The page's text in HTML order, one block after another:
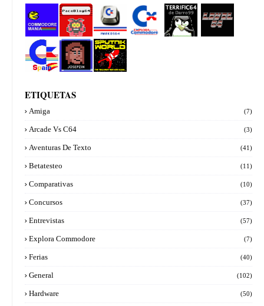
ore manía
Explora
Commod
ore
PacoBlog
64
Terrifi64
de
Darro99
Marcos64
Commod
ore Spain
Sputnik
World
Josepzin
ETIQUETAS
Amiga (7)
Arcade Vs C64 (3)
Aventuras De Texto (41)
Betatesteo (11)
Comparativas (10)
Concursos (37)
Entrevistas (57)
Explora Commodore (7)
Ferias (40)
General (102)
Hardware (50)